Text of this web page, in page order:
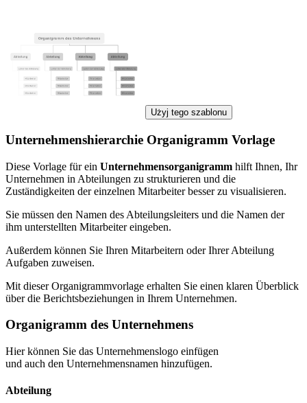
Użyj tego szablonu
Unternehmenshierarchie Organigramm Vorlage
Diese Vorlage für ein Unternehmensorganigramm hilft Ihnen, Ihr
Unternehmen in Abteilungen zu strukturieren und die
Zuständigkeiten der einzelnen Mitarbeiter besser zu visualisieren.
Sie müssen den Namen des Abteilungsleiters und die Namen der
ihm unterstellten Mitarbeiter eingeben.
Außerdem können Sie Ihren Mitarbeitern oder Ihrer Abteilung
Aufgaben zuweisen.
Mit dieser Organigrammvorlage erhalten Sie einen klaren Überblick
über die Berichtsbeziehungen in Ihrem Unternehmen.
Organigramm des Unternehmens
Hier können Sie das Unternehmenslogo einfügen
und auch den Unternehmensnamen hinzufügen.
Abteilung